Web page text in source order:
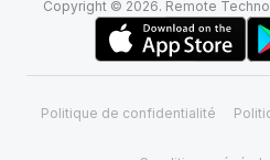
Copyright © 2026. Remote
Politique de confidentialité